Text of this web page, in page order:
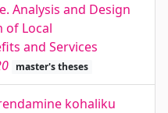
Analysis and Design
of Local
and Services
master's theses
kohaliku